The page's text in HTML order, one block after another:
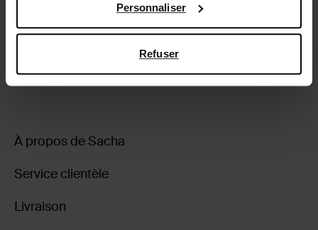
page Sécurité et confidentialité des entreprises
de Google,
Personnaliser
Refuser
Livraison & retour
retourner
À propos de Sacha
Service clientèle
Livraison